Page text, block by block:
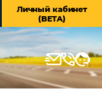
Личный кабинет
(BETA)